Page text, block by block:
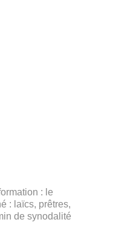
: le
: laïcs, prêtres,
de synodalité